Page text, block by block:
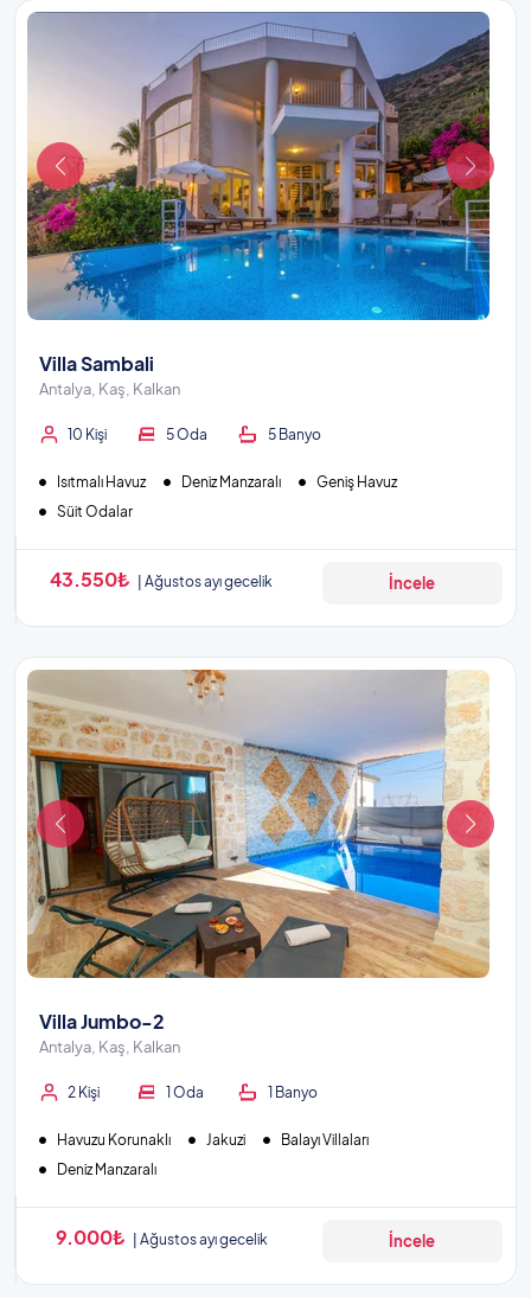
Villa Sambali
Antalya, Kaş, Kalkan
10 Kişi 5 Oda 5 Banyo
Isıtmalı Havuz Deniz Manzaralı
Geniş Havuz
Süit Odalar
43.550₺ Ağustos ayı gecelik İncele
Villa Jumbo-2
Antalya, Kaş, Kalkan
2 Kişi 1 Oda 1 Banyo
Havuzu Korunaklı Jakuzi
Balayı Villaları
Deniz Manzaralı
9.000₺ Ağustos ayı gecelik İncele